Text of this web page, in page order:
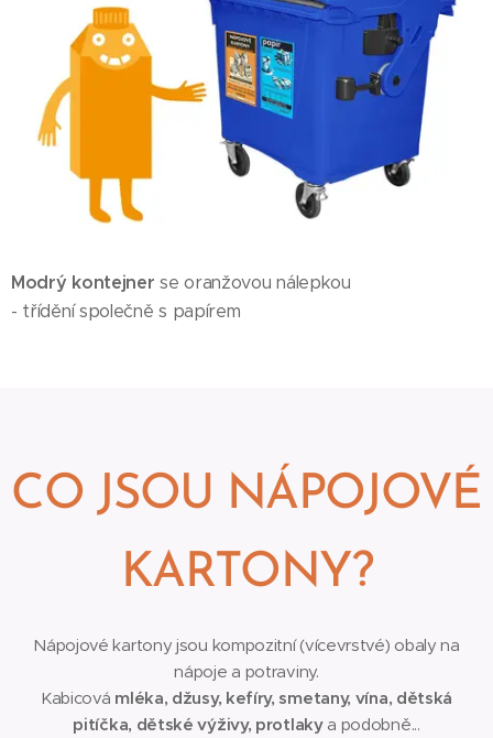
Modrý kontejnerse oranžovou nálepkou
- třídění společně s papírem
CO JSOU NÁPOJOVÉ
KARTONY?
Nápojové kartony jsou kompozitní (vícevrstvé) obaly na
nápoje a potraviny.
Kabicová mléka, džusy, kefíry, smetany, vína, dětská
pitíčka, dětské výživy, protlakya podobně...